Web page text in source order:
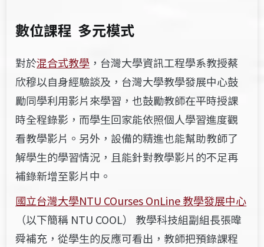
數位課程 多元模式
對於混合式教學 ， 台灣大學資訊工程學系教授蔡
欣穆以自身經驗談及， 台灣大學教學發展中心鼓
勵同學利用影片來學習，也鼓勵教師在平時授課
時全程錄影，而學生回家能依照個人學習進度觀
看教學影片。另外，設備的精進也能幫助教師了
解學生的學習情況，且能針對教學影片的不足再
補錄新增至影片中。
國立台灣大學NTU COurses OnLine 教學發展中心
（以下簡稱 NTU COOL） 教學科技組副組長張暐
舜補充，從學生的反應可看出，教師把預錄課程